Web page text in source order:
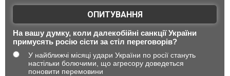
ОПИТУВАННЯ
На вашу думку, коли далекобійні санкції України
примусять росію сісти за стіл переговорів?
У найближчі місяці удари України по росії стануть
настільки болючими, що агресору доведеться
поновити перемовини